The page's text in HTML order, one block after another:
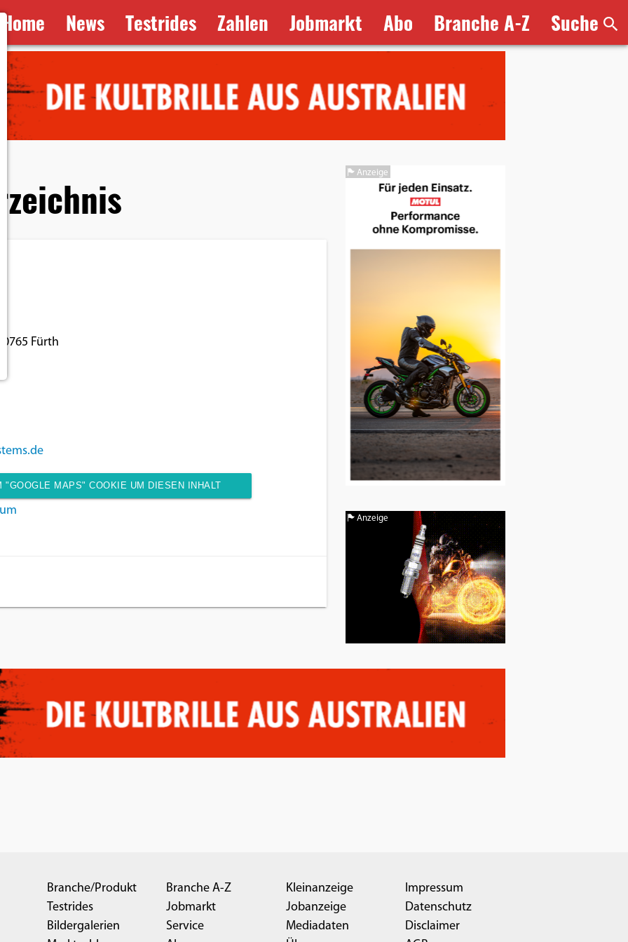
Home News Testrides Zahlen Jobmarkt Abo Branche A-Z Suche
Fürth
"GOOGLE MAPS" COOKIE UM DIESEN INHALT
Anzeige
Anzeige
Branche/Produkt
Testrides
Bildergalerien
Branche A-Z
Jobmarkt
Service
Kleinanzeige
Jobanzeige
Mediadaten
Impressum
Datenschutz
Disclaimer